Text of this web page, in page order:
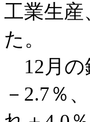
工業生産
た。
12月の
－2.7％